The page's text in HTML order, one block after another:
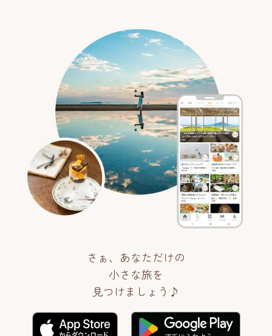
さぁ、あなただけの
小さな旅を
見つけましょう♪